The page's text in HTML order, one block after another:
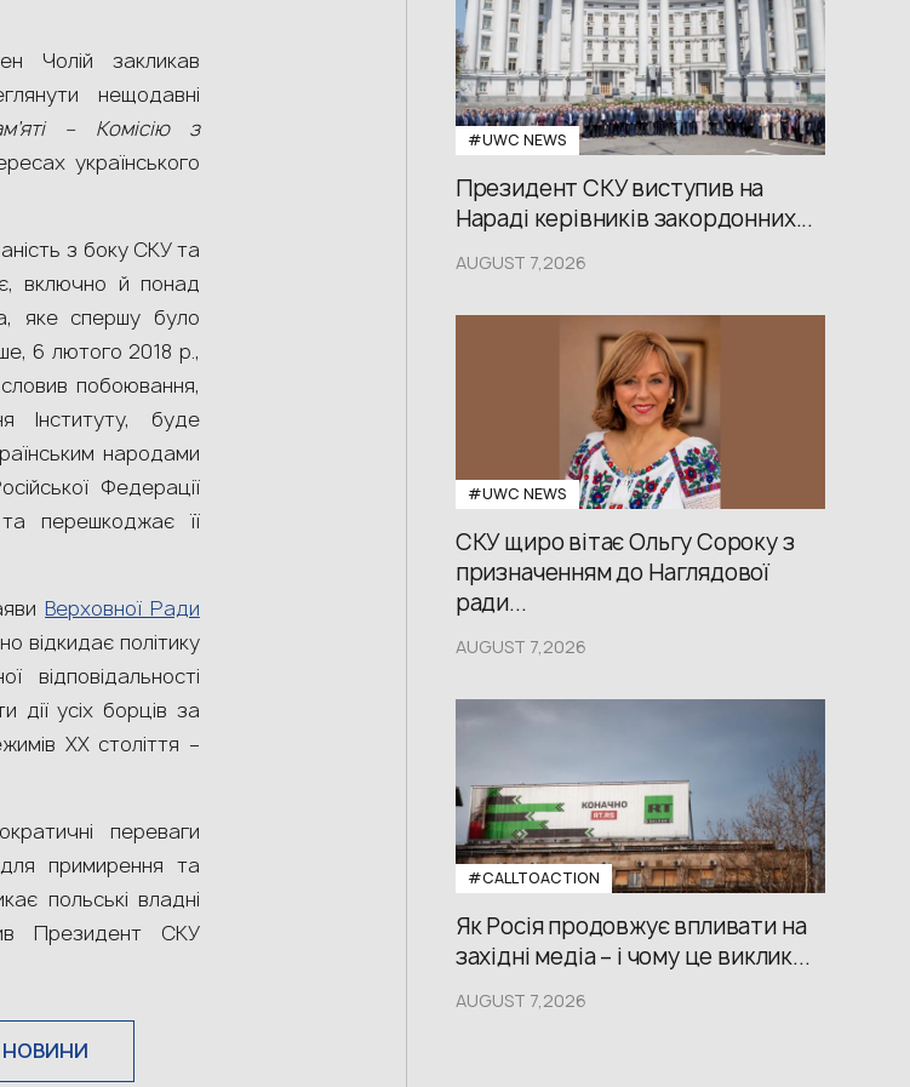
Чолій закликав
нещодавні
– Комісію з
українського
з боку СКУ та
включно й понад
яке спершу було
6 лютого 2018 р.,
побоювання,
Інституту, буде
народами
Федерації
перешкоджає її
Верховної Ради
відкидає політику
відповідальності
дії усіх борців за
ХХ століття –
переваги
примирення та
польські владні
Президент СКУ
НОВИНИ
#UWС NEWS
Президент СКУ виступив на
Нараді керівників закордонних...
AUGUST 7,2026
#UWС NEWS
СКУ щиро вітає Ольгу Сороку з
призначенням до Наглядової
ради...
AUGUST 7,2026
#CALLTOACTION
Як Росія продовжує впливати на
західні медіа – і чому це виклик...
AUGUST 7,2026